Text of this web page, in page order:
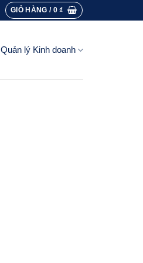
GIỎ HÀNG / 0₫
Quản lý Kinh doanh